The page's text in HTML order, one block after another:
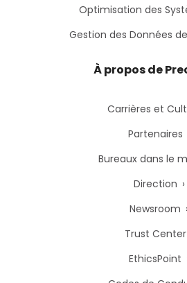
Optimisation des
Gestion des Données
À propos de
Carrières et
Partenaires
Bureaux dans le
Direction
Newsroom
Trust Center
EthicsPoint